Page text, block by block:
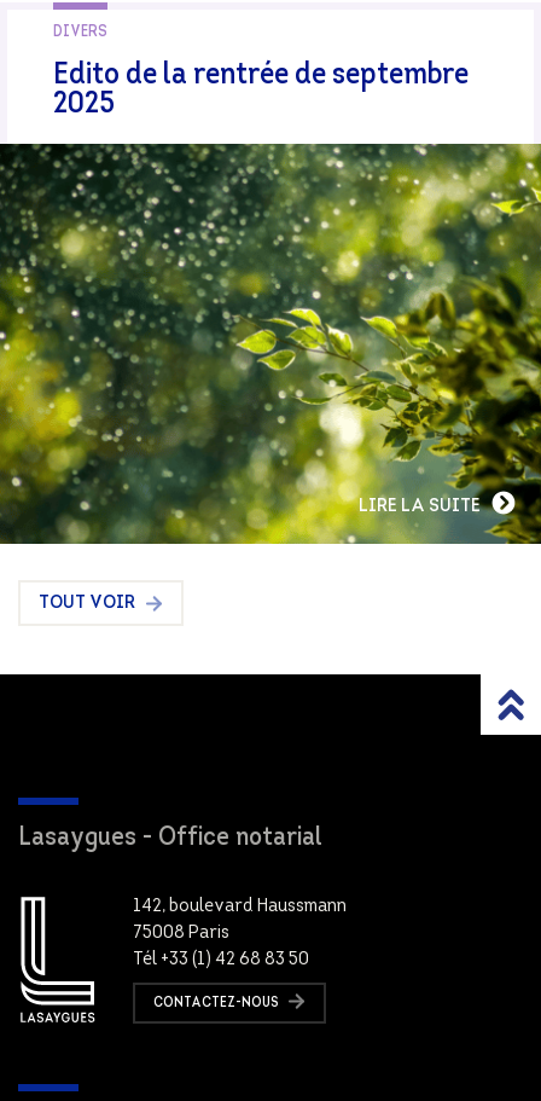
DIVERS
Edito de la rentrée de septembre
2025
LIRE LA SUITE
TOUT VOIR
Lasaygues - Office notarial
142, boulevard Haussmann
75008 Paris
Tél +33 (1) 42 68 83 50
CONTACTEZ-NOUS